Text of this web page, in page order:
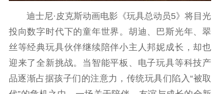
迪士尼·皮克斯动画电影《玩具总动员5》将目光
投向数字时代下的童年世界。胡迪、巴斯光年、翠
丝等经典玩具伙伴继续陪伴小主人邦妮成长，却也
迎来了全新挑战。当智能平板、电子玩具等科技产
品逐渐占据孩子们的注意力，传统玩具们陷入“被取